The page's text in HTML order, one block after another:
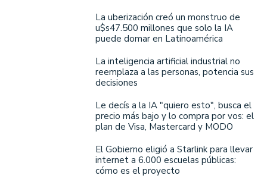
La uberización creó un monstruo de
u$s47.500 millones que solo la IA
puede domar en Latinoamérica
La inteligencia artificial industrial no
reemplaza a las personas, potencia sus
decisiones
Le decís a la IA "quiero esto", busca el
precio más bajo y lo compra por vos: el
plan de Visa, Mastercard y MODO
El Gobierno eligió a Starlink para llevar
internet a 6.000 escuelas públicas:
cómo es el proyecto